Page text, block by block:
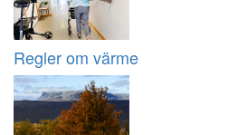
Regler om värme